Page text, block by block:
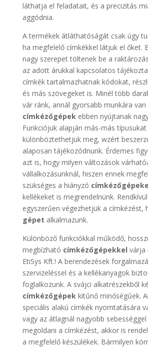
láthatja el feladatait, és a precizitás
aggódnia.
A termékek átláthatóságát csak úgy
ha megfelelő címkékkel látjuk el őket.
nagy szerepet töltenek be a
az adott árukkal kapcsolatos
címkék tartalmazhatnak kódokat,
és más szövegeket is. Minél több
vár ránk, annál gyorsabb munkára van
címkézőgépek ebben nyújtanak
Funkciójuk alapján más-más típusukat
különböztethetjük meg, wzért
alaposan tájékozódnunk. Érdemes
azt is, hogy milyen változások
vállalkozásunknál, hiszen ennek
szükséges a hiányzó
kellékeket is megrendelnünk.
egyszerűen végezhetjük a címkézést,
gépet alkalmazunk.
Különböző funkciókkal működő,
megbízható címkézőgépekkel várja
EtiSys Kft.! A berendezések
szervizeléssel és a kellékanyagok
foglalkozunk. A svájci alkatrészekből
címkézőgépekkitűnő minőségűek.
speciális alakú címkék nyomtatására
vagy az átlagnál nagyobb
megoldani a címkézést, akkor is
a megfelelő készülékek. Bármilyen